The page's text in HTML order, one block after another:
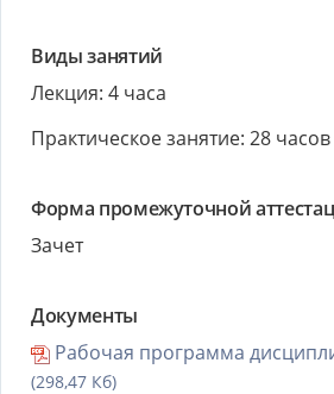
Виды занятий
Лекция: 4 часа
Практическое занятие: 28 часов
Форма промежуточной
Зачет
Документы
Рабочая программа
(298,47 Кб)